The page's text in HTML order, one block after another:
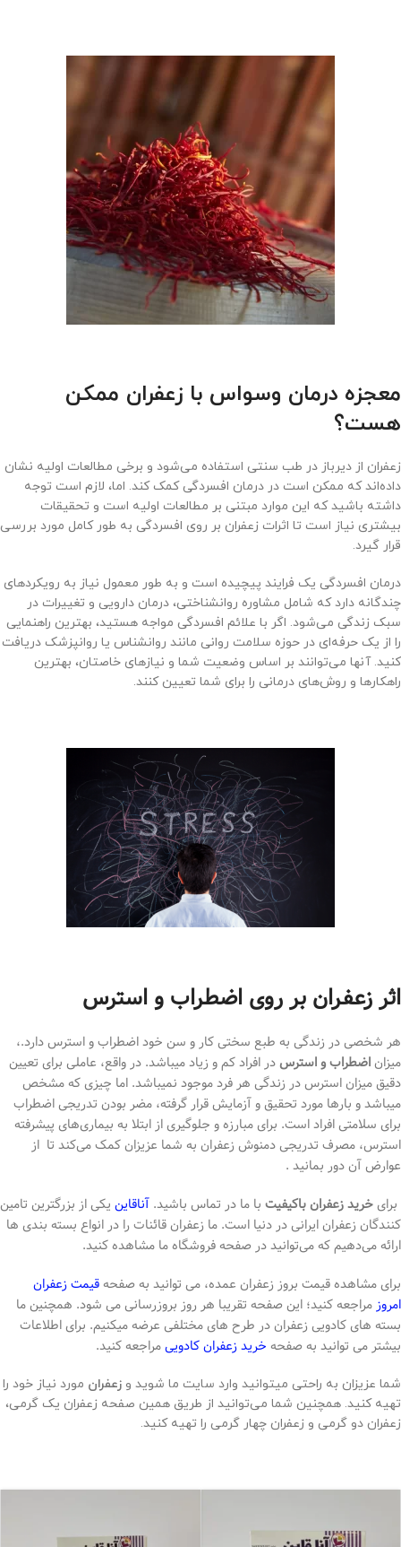
معجزه درمان وسواس با زعفران ممکن
هست؟
زعفران از دیرباز در طب سنتی استفاده می‌شود و برخی مطالعات اولیه نشان
داده‌اند که ممکن است در درمان افسردگی کمک کند. اما، لازم است توجه
داشته باشید که این موارد مبتنی بر مطالعات اولیه است و تحقیقات
بیشتری نیاز است تا اثرات زعفران بر روی افسردگی به طور کامل مورد بررسی
قرار گیرد.
درمان افسردگی یک فرایند پیچیده است و به طور معمول نیاز به رویکردهای
چندگانه دارد که شامل مشاوره روانشناختی، درمان دارویی و تغییرات در
سبک زندگی می‌شود. اگر با علائم افسردگی مواجه هستید، بهترین راهنمایی
را از یک حرفه‌ای در حوزه سلامت روانی مانند روانشناس یا روانپزشک دریافت
کنید. آنها می‌توانند بر اساس وضعیت شما و نیازهای خاصتان، بهترین
راهکارها و روش‌های درمانی را برای شما تعیین کنند.
اثر زعفران بر روی اضطراب و استرس
هر شخصی در زندگی به طبع سختی کار و سن خود اضطراب و استرس دارد.،
میزاناضطراب و استرسدر افراد کم و زیاد میباشد. در واقع، عاملی برای تعیین
دقیق میزان استرس در زندگی هر فرد موجود نمیباشد. اما چیزی که مشخص
میباشد و بارها مورد تحقیق و آزمایش قرار گرفته، مضر بودن تدریجی اضطراب
برای سلامتی افراد است. برای مبارزه و جلوگیری از ابتلا به بیماری‌های پیشرفته
استرس، مصرف تدریجی دمنوش زعفران به شما عزیزان کمک می‌کند تا از
عوارض آن دور بمانید .
برایخرید زعفران باکیفیت با ما در تماس باشید. آناقاین یکی از بزرگترین تامین
کنندگان زعفران ایرانی در دنیا است. ما زعفران قائنات را در انواع بسته بندی ها
ارائه می‌دهیم که می‌توانید در صفحه فروشگاه ما مشاهده کنید.
برای مشاهده قیمت بروز زعفران عمده، می توانید به صفحه قیمت زعفران
امروز مراجعه کنید؛ این صفحه تقریبا هر روز بروزرسانی می شود. همچنین ما
بسته های کادویی زعفران در طرح های مختلفی عرضه میکنیم. برای اطلاعات
بیشتر می توانید به صفحه خرید زعفران کادوییمراجعه کنید.
شما عزیزان به راحتی میتوانید وارد سایت ما شوید و زعفران مورد نیاز خود را
تهیه کنید. همچنین شما می‌توانید از طریق همین صفحه زعفران یک گرمی،
زعفران دو گرمی و زعفران چهار گرمی را تهیه کنید.